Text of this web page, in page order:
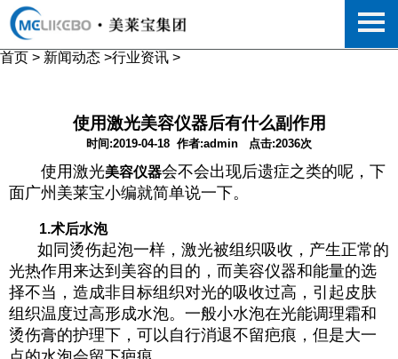
首页 > 新闻动态 >行业资讯 >
使用激光美容仪器后有什么副作用
时间:2019-04-18 作者:admin 点击:2036次
使用激光美容仪器会不会出现后遗症之类的呢，下
面广州美莱宝小编就简单说一下。
1.术后水泡
如同烫伤起泡一样，激光被组织吸收，产生正常的
光热作用来达到美容的目的，而美容仪器和能量的选
择不当，造成非目标组织对光的吸收过高，引起皮肤
组织温度过高形成水泡。一般小水泡在光能调理霜和
烫伤膏的护理下，可以自行消退不留疤痕，但是大一